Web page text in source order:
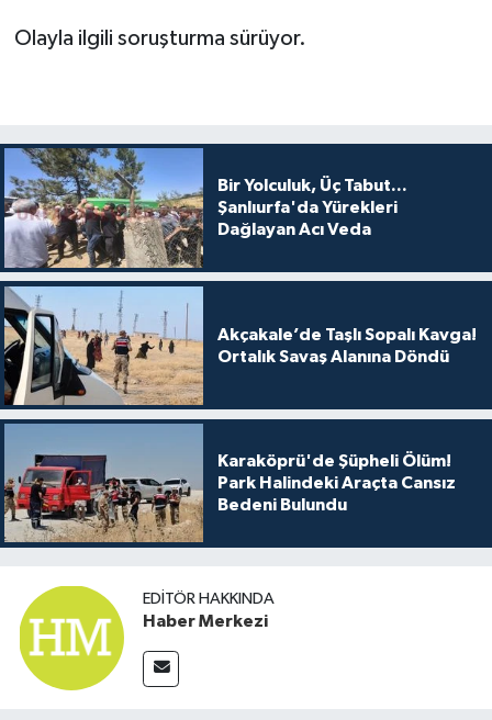
Olayla ilgili soruşturma sürüyor.
Bir Yolculuk, Üç Tabut...
Şanlıurfa'da Yürekleri
Dağlayan Acı Veda
Akçakale’de Taşlı Sopalı Kavga!
Ortalık Savaş Alanına Döndü
Karaköprü'de Şüpheli Ölüm!
Park Halindeki Araçta Cansız
Bedeni Bulundu
EDITÖR HAKKINDA
Haber Merkezi